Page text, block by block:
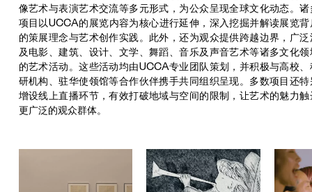
像艺术与表演艺术交流等多元形式，为公众呈现全球文化动态。诸
项目以UCCA的展览内容为核心进行延伸，深入挖掘并解读展览背
的策展理念与艺术创作实践。此外，还为观众提供跨越边界，广泛
及电影、建筑、设计、文学、舞蹈、音乐及声音艺术等诸多文化领
的艺术活动。这些活动均由UCCA专业团队策划，并积极与高校、
研机构、驻华使领馆等合作伙伴携手共同组织呈现。多数项目还特
增设线上直播环节，有效打破地域与空间的限制，让艺术的魅力触
更广泛的观众群体。